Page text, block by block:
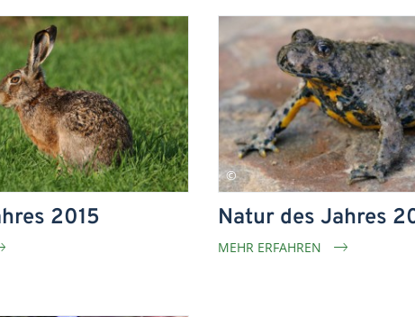
2015 Natur des Jahres
MEHR ERFAHREN